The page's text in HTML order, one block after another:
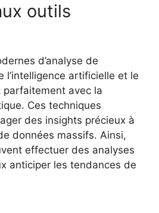
outils
d’analyse de
l’intelligence artificielle et le
parfaitement avec la
Ces techniques
des insights précieux à
données massifs. Ainsi,
effectuer des analyses
anticiper les tendances de